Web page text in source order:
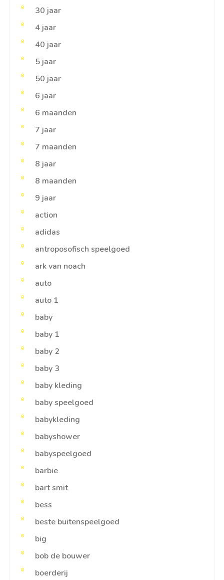
30 jaar
4 jaar
40 jaar
5 jaar
50 jaar
6 jaar
6 maanden
7 jaar
7 maanden
8 jaar
8 maanden
9 jaar
action
adidas
antroposofisch speelgoed
ark van noach
auto
auto 1
baby
baby 1
baby 2
baby 3
baby kleding
baby speelgoed
babykleding
babyshower
babyspeelgoed
barbie
bart smit
bess
beste buitenspeelgoed
big
bob de bouwer
boerderij